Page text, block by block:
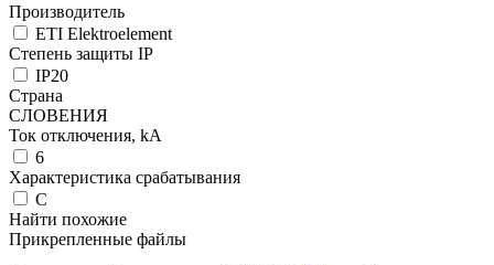
Производитель
ETI Elektroelement
Степень защиты IP
IP20
Страна
СЛОВЕНИЯ
Ток отключения, kА
6
Характеристика срабатывания
C
Найти похожие
Прикрепленные файлы